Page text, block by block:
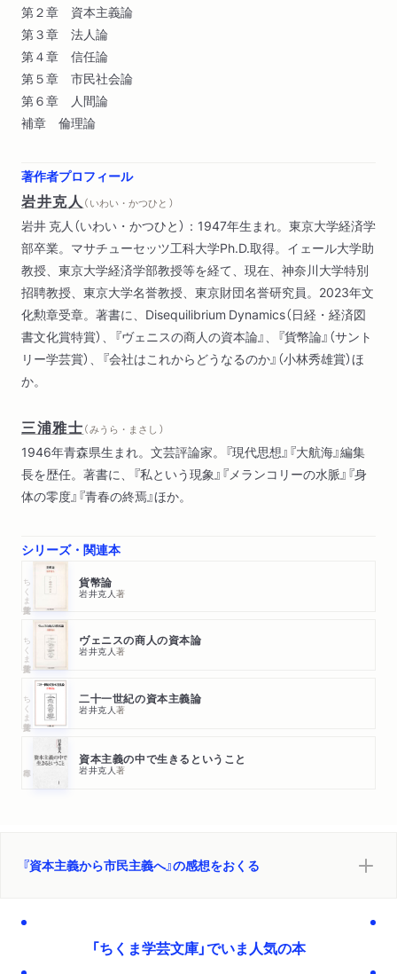
第２章 資本主義論
第３章 法人論
第４章 信任論
第５章 市民社会論
第６章 人間論
補章 倫理論
著作者プロフィール
岩井克人 （ いわい・かつひと ）
岩井 克人（いわい・かつひと）：1947年生まれ。東京大学経済学
部卒業。マサチューセッツ工科大学Ph.D.取得。イェール大学助
教授、東京大学経済学部教授等を経て、現在、神奈川大学特別
招聘教授、東京大学名誉教授、東京財団名誉研究員。2023年文
化勲章受章。著書に、Disequilibrium Dynamics（日経・経済図
書文化賞特賞）、『ヴェニスの商人の資本論』、『貨幣論』（サント
リー学芸賞）、『会社はこれからどうなるのか』（小林秀雄賞）ほ
か。
三浦雅士（ みうら・まさし ）
1946年青森県生まれ。文芸評論家。『現代思想』『大航海』編集
長を歴任。著書に、『私という現象』『メランコリーの水脈』『身
体の零度』『青春の終焉』ほか。
シリーズ・関連本
ちくま学芸文庫 貨幣論
岩井克人 著
ちくま学芸文庫 ヴェニスの商人の資本論
岩井克人著
ちくま学芸文庫 二十一世紀の資本主義論
岩井克人著
資本主義の中で生きるということ
岩井克人著
『資本主義から市民主義へ』の感想をおくる
「ちくま学芸文庫」でいま人気の本